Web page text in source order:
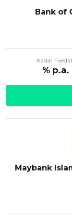
Bank of
Kadar
% p.a.
Maybank